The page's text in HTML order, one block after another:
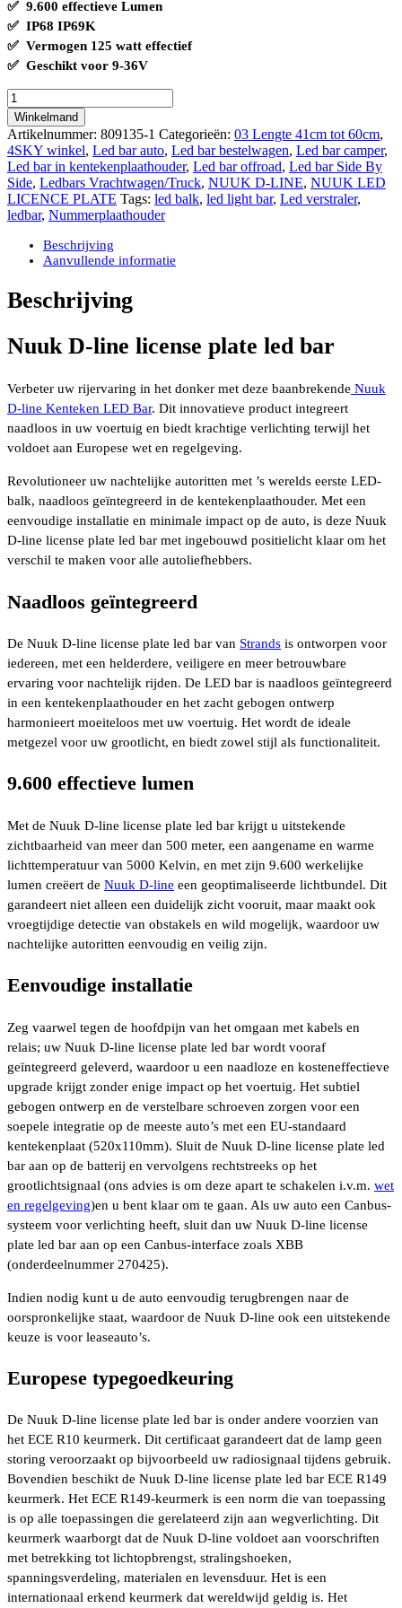
✅ 9.600 effectieve Lumen
✅ IP68 IP69K
✅ Vermogen 125 watt effectief
✅ Geschikt voor 9-36V
Nuuk
D-
line
license
plate
led
bar
Strands
9.600
effectieve
lumen
R149
gecertificeerd
positielicht
amber/wit
Winkelmand
Artikelnummer: 809135-1 Categorieën: 03 Lengte 41cm tot 60cm,
4SKY winkel, Led bar auto, Led bar bestelwagen, Led bar camper,
Led bar in kentekenplaathouder, Led bar offroad, Led bar Side By
Side, Ledbars Vrachtwagen/Truck, NUUK D-LINE, NUUK LED
LICENCE PLATE Tags: led balk, led light bar, Led verstraler,
ledbar, Nummerplaathouder
Beschrijving
Aanvullende informatie
Beschrijving
Nuuk D-line license plate led bar
Verbeter uw rijervaring in het donker met deze baanbrekende Nuuk
D-line Kenteken LED Bar. Dit innovatieve product integreert
naadloos in uw voertuig en biedt krachtige verlichting terwijl het
voldoet aan Europese wet en regelgeving.
Revolutioneer uw nachtelijke autoritten met ’s werelds eerste LED-
balk, naadloos geïntegreerd in de kentekenplaathouder. Met een
eenvoudige installatie en minimale impact op de auto, is deze Nuuk
D-line license plate led bar met ingebouwd positielicht klaar om het
verschil te maken voor alle autoliefhebbers.
Naadloos geïntegreerd
De Nuuk D-line license plate led bar van Strands is ontworpen voor
iedereen, met een helderdere, veiligere en meer betrouwbare
ervaring voor nachtelijk rijden. De LED bar is naadloos geïntegreerd
in een kentekenplaathouder en het zacht gebogen ontwerp
harmonieert moeiteloos met uw voertuig. Het wordt de ideale
metgezel voor uw grootlicht, en biedt zowel stijl als functionaliteit.
9.600 effectieve lumen
Met de Nuuk D-line license plate led bar krijgt u uitstekende
zichtbaarheid van meer dan 500 meter, een aangename en warme
lichttemperatuur van 5000 Kelvin, en met zijn 9.600 werkelijke
lumen creëert de Nuuk D-line een geoptimaliseerde lichtbundel. Dit
garandeert niet alleen een duidelijk zicht vooruit, maar maakt ook
vroegtijdige detectie van obstakels en wild mogelijk, waardoor uw
nachtelijke autoritten eenvoudig en veilig zijn.
Eenvoudige installatie
Zeg vaarwel tegen de hoofdpijn van het omgaan met kabels en
relais; uw Nuuk D-line license plate led bar wordt vooraf
geïntegreerd geleverd, waardoor u een naadloze en kosteneffectieve
upgrade krijgt zonder enige impact op het voertuig. Het subtiel
gebogen ontwerp en de verstelbare schroeven zorgen voor een
soepele integratie op de meeste auto’s met een EU-standaard
kentekenplaat (520x110mm). Sluit de Nuuk D-line license plate led
bar aan op de batterij en vervolgens rechtstreeks op het
grootlichtsignaal (ons advies is om deze apart te schakelen i.v.m. wet
en regelgeving)en u bent klaar om te gaan. Als uw auto een Canbus-
systeem voor verlichting heeft, sluit dan uw Nuuk D-line license
plate led bar aan op een Canbus-interface zoals XBB
(onderdeelnummer 270425).
Indien nodig kunt u de auto eenvoudig terugbrengen naar de
oorspronkelijke staat, waardoor de Nuuk D-line ook een uitstekende
keuze is voor leaseauto’s.
Europese typegoedkeuring
De Nuuk D-line license plate led bar is onder andere voorzien van
het ECE R10 keurmerk. Dit certificaat garandeert dat de lamp geen
storing veroorzaakt op bijvoorbeeld uw radiosignaal tijdens gebruik.
Bovendien beschikt de Nuuk D-line license plate led bar ECE R149
keurmerk. Het ECE R149-keurmerk is een norm die van toepassing
is op alle toepassingen die gerelateerd zijn aan wegverlichting. Dit
keurmerk waarborgt dat de Nuuk D-line voldoet aan voorschriften
met betrekking tot lichtopbrengst, stralingshoeken,
spanningsverdeling, materialen en levensduur. Het is een
internationaal erkend keurmerk dat wereldwijd geldig is. Het